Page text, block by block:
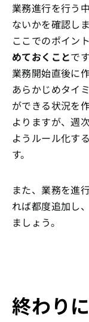
業務進行を行う
ないかを確認しま
ここでのポイント
めておくことで
業務開始直後に
あらかじめタイ
ができる状況を
よりますが、週
ようルール化す
す。
また、業務を進
れば都度追加し
ましょう。
終わりに